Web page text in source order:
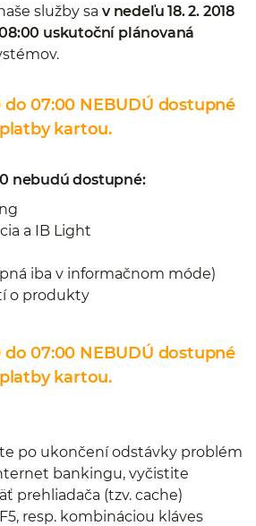
služby sa v nedeľu 18. 2. 2018
uskutoční plánovaná
do 07:00 NEBUDÚ dostupné
platby kartou.
nebudú dostupné:
a IB Light
iba v informačnom móde)
o produkty
do 07:00 NEBUDÚ dostupné
platby kartou.
po ukončení odstávky problém
bankingu, vyčistite
prehliadača (tzv. cache)
resp. kombináciou kláves